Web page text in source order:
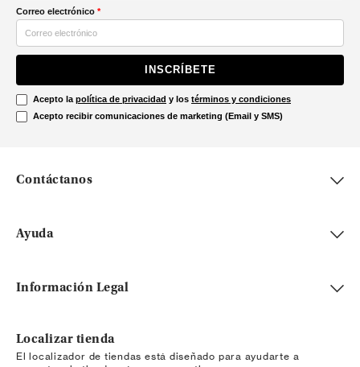
Correo electrónico *
INSCRÍBETE
Acepto la política de privacidad y los términos y condiciones
Acepto recibir comunicaciones de marketing (Email y SMS)
Contáctanos
Ayuda
Información Legal
Localizar tienda
El localizador de tiendas está diseñado para ayudarte a